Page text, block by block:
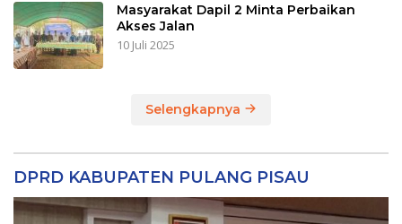
Masyarakat Dapil 2 Minta Perbaikan
Akses Jalan
10 Juli 2025
Selengkapnya
DPRD KABUPATEN PULANG PISAU